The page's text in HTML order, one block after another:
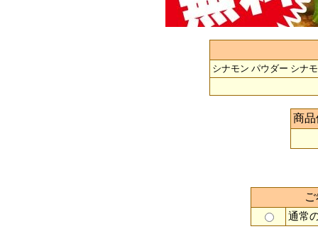
シナモン パウダー シナ
商
通常